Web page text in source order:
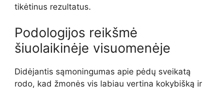
tikėtinus rezultatus.
Podologijos reikšmė
šiuolaikinėje visuomenėje
Didėjantis sąmoningumas apie pėdų sveikatą
rodo, kad žmonės vis labiau vertina kokybišką ir